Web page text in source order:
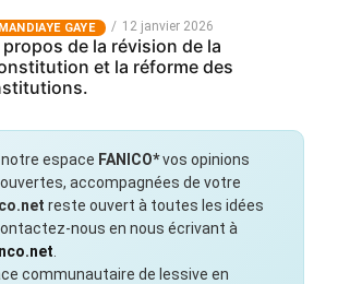
MANDIAYE GAYE 12 janvier 2026
propos de la révision de la
et la réforme des
espace FANICO*vos opinions
accompagnées de votre
reste ouvert à toutes les idées
nous en nous écrivant à
communautaire de lessive en